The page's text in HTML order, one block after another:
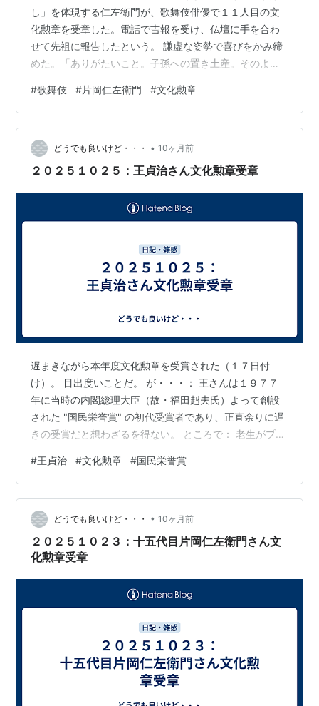
し」を体現する仁左衛門が、歌舞伎俳優で１１人目の文
化勲章を受章した。電話で吉報を受け、仏壇に手を合わ
せて先祖に報告したという。 謙虚な姿勢で喜びをかみ締
めた。「ありがたいこと。子孫への置き土産。そのよう
て、しかも自分が好きで、やらせていただいていること
で、こんなに大きな評価をいただいて、幸せだなという
実感ですね」としみじみと語り、「文化勲章の質を落と
さないように、なお一層、精進していきたい」と気を引
き締めた。 時代物から世話物まで多くの当たり役を持
#歌舞伎 #片岡仁左衛門 #文化勲章
どうでも良いけど・・・ • 10ヶ月前
２０２５１０２５：王貞治さん文化勲章受章
遅まきながら本年度文化勲章を受賞された（１７日付
け）。 目出度いことだ。 が・・・： 王さんは１９７７
年に当時の内閣総理大臣（故・福田赳夫氏）よって創設
された "国民栄誉賞" の初代受賞者であり、正直余りに遅
きの受賞だと想わざるを得ない。 ところで： 老生がプロ
が、 学卒者：Ｎファン ＆ 高卒者：Ｏファン が多かっ
た。 それがＯＮお二人が現役引退して監督として活動し
始めると 学卒者：Ｏファン ＆ 高卒者：Ｏファン の風潮
だった・・・まぁ、老生の身の回りに過ぎない感想なの
だが。 実社会に出ると王さんの "謙虚な姿勢" が眩しく、
それに惹かれて…
#王貞治 #文化勲章 #国民栄誉賞
どうでも良いけど・・・ • 10ヶ月前
２０２５１０２３：十五代目片岡仁左衛門さん文
化勲章受章